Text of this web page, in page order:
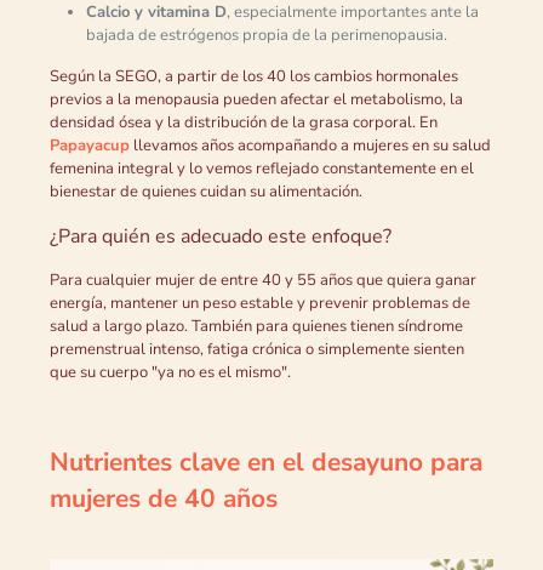
Calcio y vitamina D, especialmente importantes ante la
bajada de estrógenos propia de la perimenopausia.
Según la SEGO, a partir de los 40 los cambios hormonales
previos a la menopausia pueden afectar el metabolismo, la
densidad ósea y la distribución de la grasa corporal. En
Papayacup llevamos años acompañando a mujeres en su salud
femenina integral y lo vemos reflejado constantemente en el
bienestar de quienes cuidan su alimentación.
¿Para quién es adecuado este enfoque?
Para cualquier mujer de entre 40 y 55 años que quiera ganar
energía, mantener un peso estable y prevenir problemas de
salud a largo plazo. También para quienes tienen síndrome
premenstrual intenso, fatiga crónica o simplemente sienten
que su cuerpo "ya no es el mismo".
Nutrientes clave en el desayuno para
mujeres de 40 años